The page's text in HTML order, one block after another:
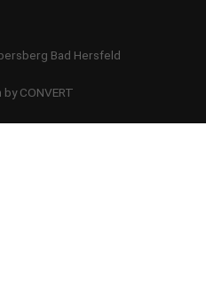
Bad Hersfeld
CONVERT